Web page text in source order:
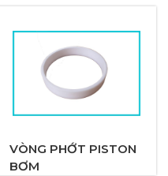
VÒNG PHỚT PISTON
BƠM